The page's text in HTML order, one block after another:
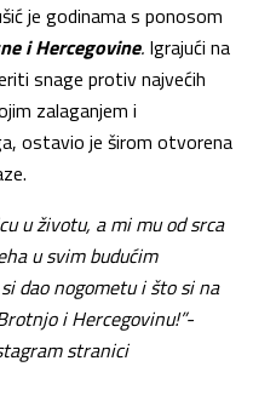
je godinama s ponosom
i Hercegovine. Igrajući na
snage protiv najvećih
zalaganjem i
ostavio je širom otvorena
u životu, a mi mu od srca
u svim budućim
dao nogometu i što si na
i Hercegovinu!”-
stranici